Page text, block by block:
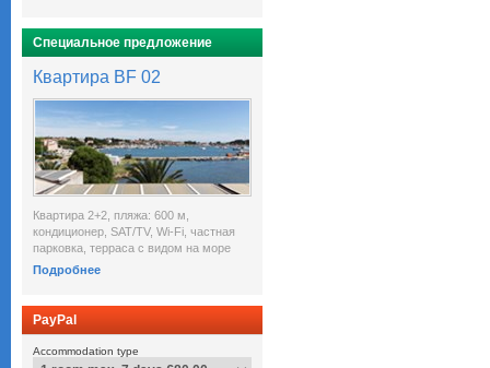
Специальное предложение
Квартира BF 02
Квартира 2+2, пляжа: 600 м,
кондиционер, SAT/TV, Wi-Fi, частная
парковка, терраса с видом на море
Подробнее
PayPal
Accommodation type